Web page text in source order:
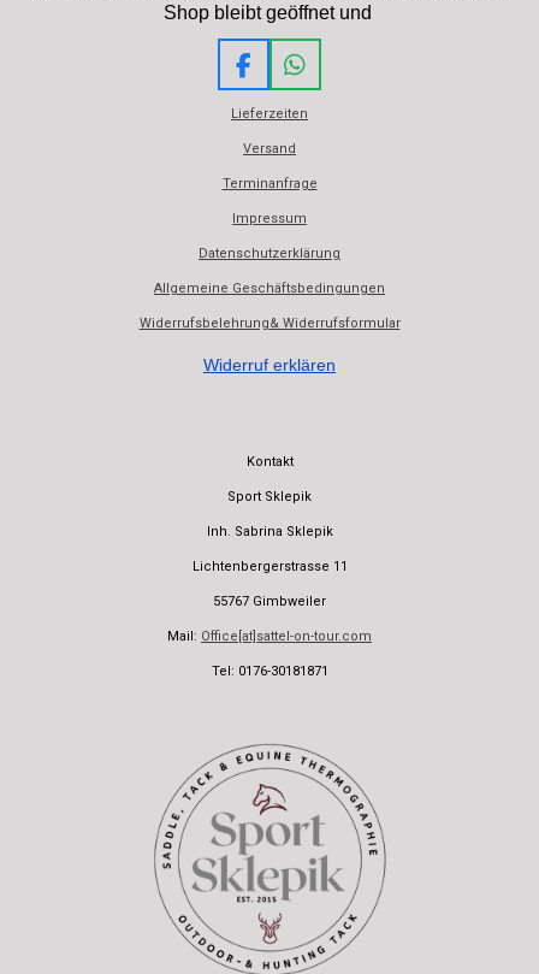
Shop bleibt geöffnet und
F
a
c
e
o
o
W
h
a
t
A
p
Lieferzeiten
Versand
Terminanfrage
Impressum
Datenschutzerklärung
Allgemeine Geschäftsbedingungen
Widerrufsbelehrung& Widerrufsformular
Widerruf erklären
Kontakt
Sport Sklepik
Inh. Sabrina Sklepik
Lichtenbergerstrasse 11
55767 Gimbweiler
Mail: Office[at]sattel-on-tour.com
Tel: 0176-30181871